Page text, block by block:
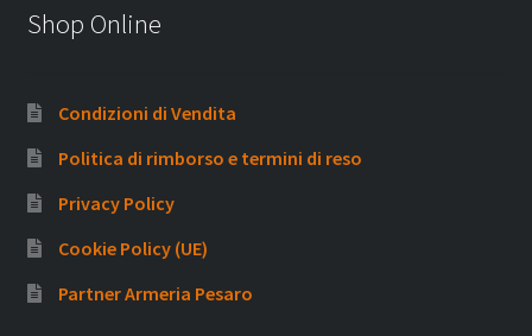
Shop Online
Condizioni di Vendita
Politica di rimborso e termini di reso
Privacy Policy
Cookie Policy (UE)
Partner Armeria Pesaro